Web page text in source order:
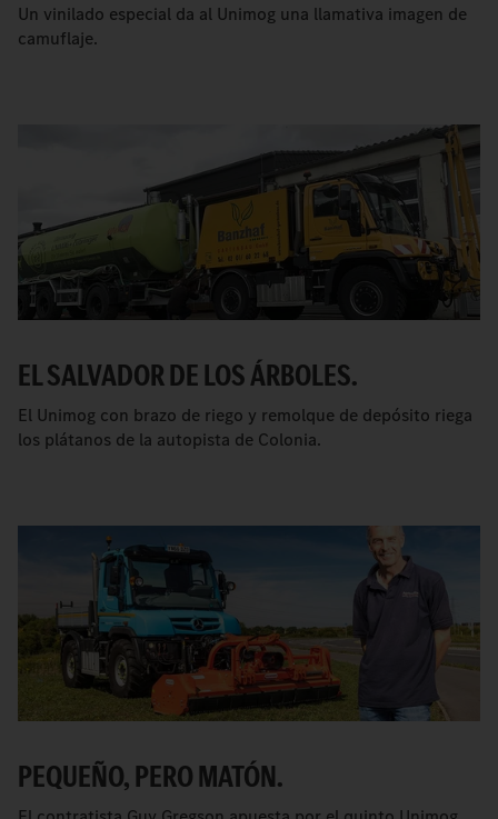
Un vinilado especial da al Unimog una llamativa imagen de
camuflaje.
EL SALVADOR DE LOS ÁRBOLES.
El Unimog con brazo de riego y remolque de depósito riega
los plátanos de la autopista de Colonia.
PEQUEÑO, PERO MATÓN.